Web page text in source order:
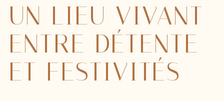
UN LIEU VIVANT
ENTRE DÉTENTE
ET FESTIVITÉS